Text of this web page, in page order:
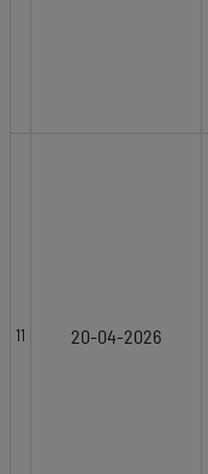
11 20-04-2026